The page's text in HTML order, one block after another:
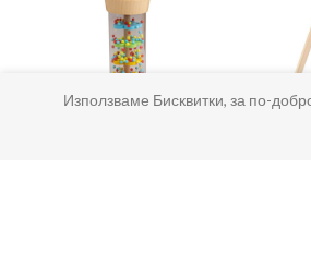
Използваме Бисквитки, за по-